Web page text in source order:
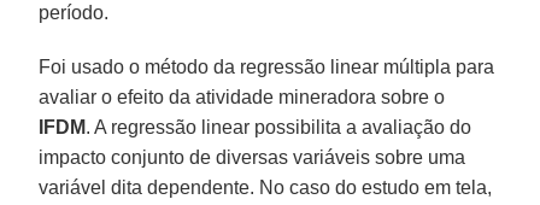
período.
Foi usado o método da regressão linear múltipla para
avaliar o efeito da atividade mineradora sobre o
IFDM. A regressão linear possibilita a avaliação do
impacto conjunto de diversas variáveis sobre uma
variável dita dependente. No caso do estudo em tela,